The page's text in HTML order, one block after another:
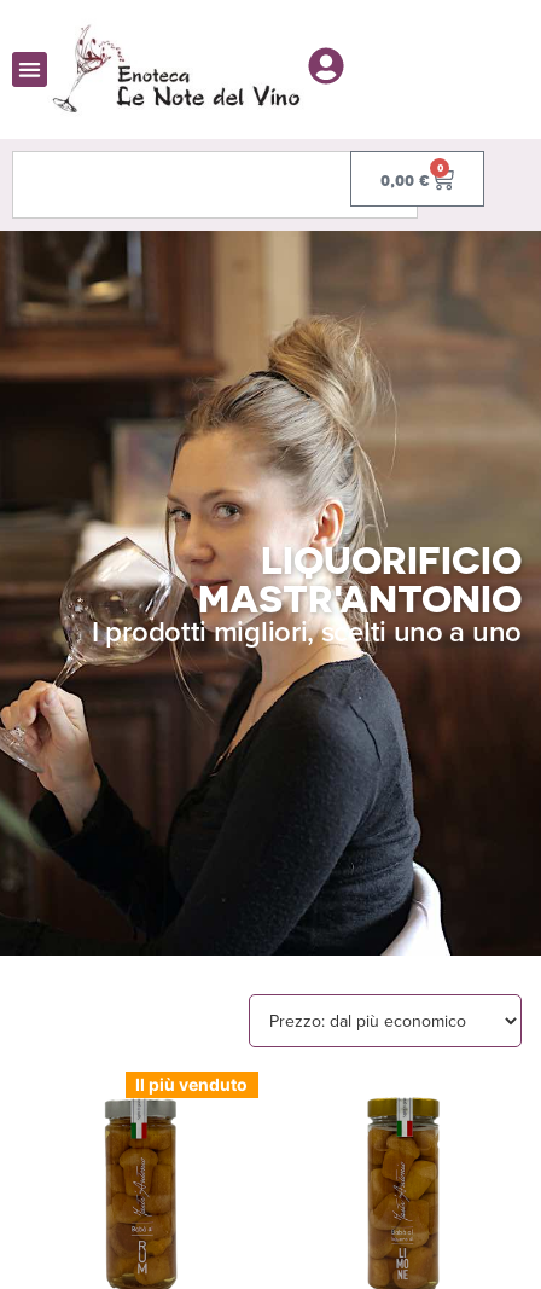
0,00 €
0
LIQUORIFICIO
MASTR'ANTONIO
I prodotti migliori, scelti uno a uno
Il più venduto